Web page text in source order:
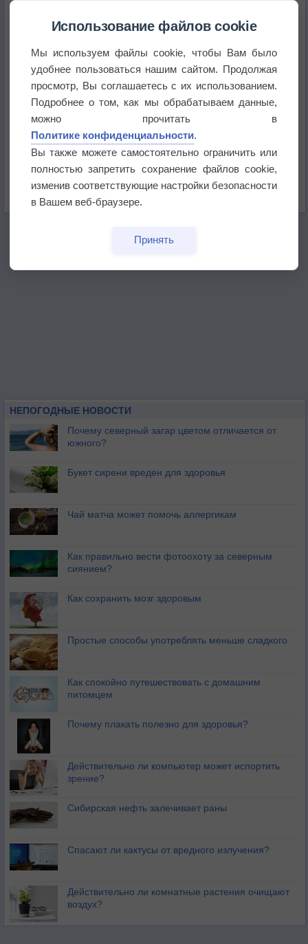
Погода в Краснодаре 6 августа
Погода в Санкт-Петербурге 6 августа
Погода в Москве 6 августа
историю
НЕПОГОДНЫЕ НОВОСТИ
Почему северный загар цветом отличается от
южного?
Букет сирени вреден для здоровья
Чай матча может помочь аллергикам
Как правильно вести фотоохоту за северным
сиянием?
Как сохранить мозг здоровым
Простые способы употреблять меньше сладкого
Как спокойно путешествовать с домашним
питомцем
Почему плакать полезно для здоровья?
Действительно ли компьютер может испортить
зрение?
Сибирская нефть залечивает раны
Спасают ли кактусы от вредного излучения?
Действительно ли комнатные растения очищают
воздух?
Использование файлов cookie
Мы используем файлы cookie, чтобы Вам было
удобнее пользоваться нашим сайтом. Продолжая
просмотр, Вы соглашаетесь с их использованием.
Подробнее о том, как мы обрабатываем данные,
можно прочитать в
Политике конфиденциальности.
Вы также можете самостоятельно ограничить или
полностью запретить сохранение файлов cookie,
изменив соответствующие настройки безопасности
в Вашем веб-браузере.
Принять